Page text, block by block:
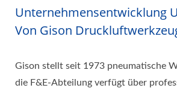
Unternehmensentwicklung
Von Gison
Gison stellt seit 1973 pneumatische
die F&E-Abteilung verfügt über